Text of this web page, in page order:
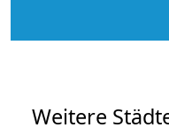
Weitere